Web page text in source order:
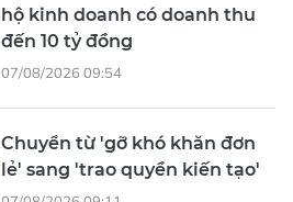
hộ kinh doanh có doanh thu
đến 10 tỷ đồng
07/08/2026 09:54
Chuyển từ 'gỡ khó khăn đơn
lẻ' sang 'trao quyền kiến tạo'